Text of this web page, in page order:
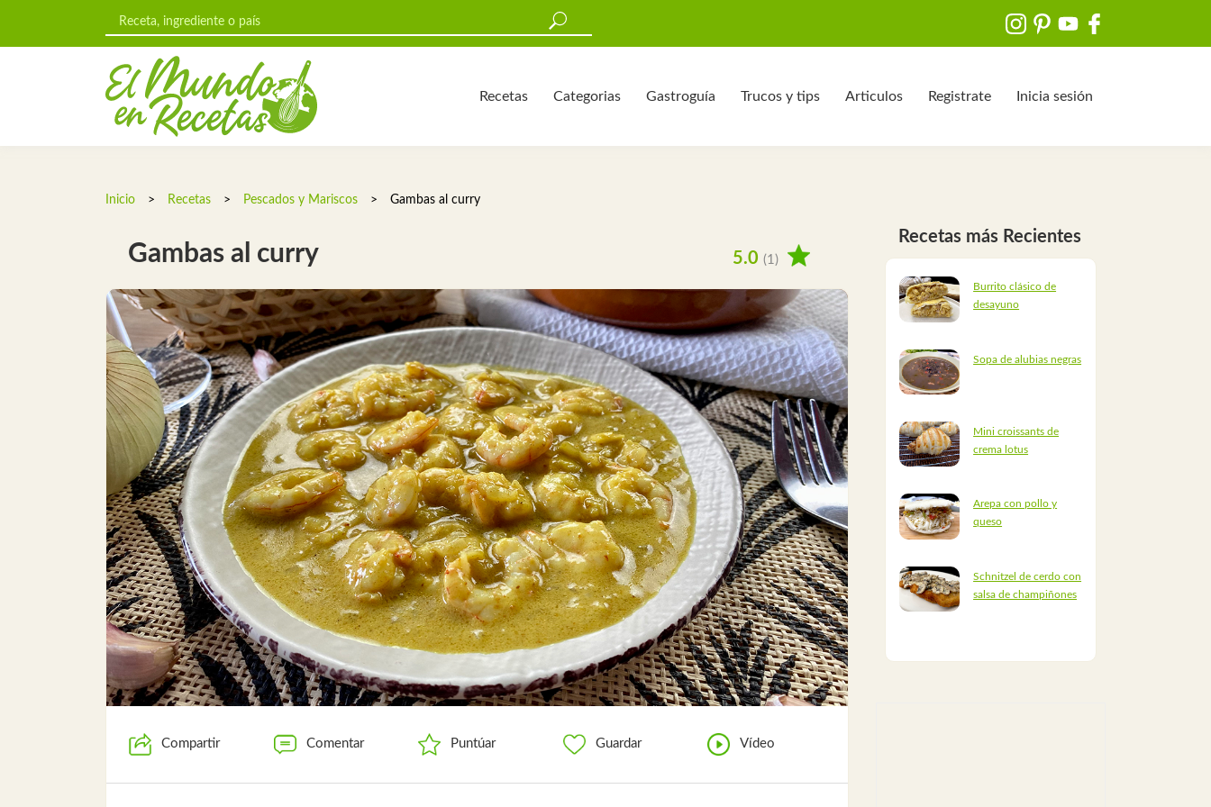
Recetas Categorias Gastroguía Trucos y tips Articulos Registrate Inicia sesión
Inicio > Recetas > Pescados y Mariscos > Gambas al curry
Gambas al curry 5.0 (1)
Compartir Comentar Puntúar Guardar Vídeo
Recetas más Recientes
Burrito clásico de
desayuno
Sopa de alubias negras
Mini croissants de
crema lotus
Arepa con pollo y
queso
Schnitzel de cerdo con
salsa de champiñones